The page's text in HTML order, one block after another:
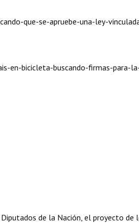
que-se-apruebe-una-ley-
en-bicicleta-buscando-firmas-para-
de la Nación, el proyecto de